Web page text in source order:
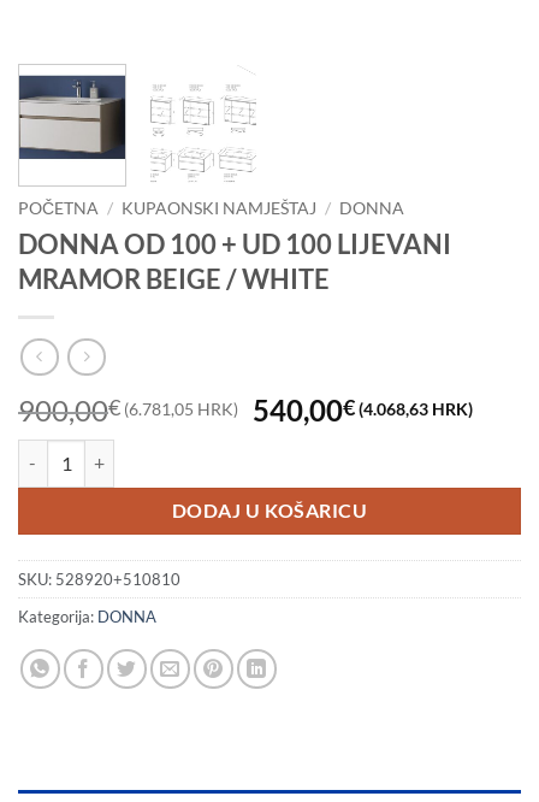
POČETNA / KUPAONSKI NAMJEŠTAJ / DONNA
DONNA OD 100 + UD 100 LIJEVANI
MRAMOR BEIGE / WHITE
900,00€ (6.781,05 HRK)
Izvorna
cijena
je:
900,00€
(6.781,05
540,00€(4.068,63 HRK)
DODAJ U KOŠARICU
SKU: 528920+510810
Kategorija: DONNA